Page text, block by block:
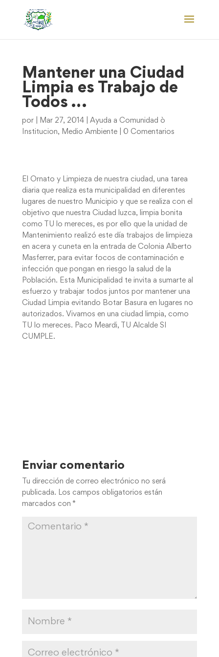
Mantener una Ciudad
Limpia es Trabajo de
Todos …
por Mar 27, 2014| Ayuda a Comunidad ò
Institucion, Medio Ambiente| 0 Comentarios
El Ornato y Limpieza de nuestra ciudad, una tarea
diaria que realiza esta municipalidad en diferentes
lugares de nuestro Municipio y que se realiza con el
objetivo que nuestra Ciudad luzca, limpia bonita
como TU lo mereces, es por ello que la unidad de
Mantenimiento realizó este día trabajos de limpieza
en acera y cuneta en la entrada de Colonia Alberto
Masferrer, para evitar focos de contaminación e
infección que pongan en riesgo la salud de la
Población. Esta Municipalidad te invita a sumarte al
esfuerzo y trabajar todos juntos por mantener una
Ciudad Limpia evitando Botar Basura en lugares no
autorizados. Vivamos en una ciudad limpia, como
TU lo mereces. Paco Meardi, TU Alcalde SI
CUMPLE.
Enviar comentario
Tu dirección de correo electrónico no será
publicada. Los campos obligatorios están
marcados con *